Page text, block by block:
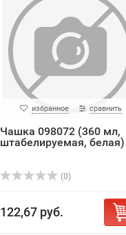
избранное сравнить
Чашка 098072 (360 мл,
штабелируемая, белая)
(0)
122,67 руб.